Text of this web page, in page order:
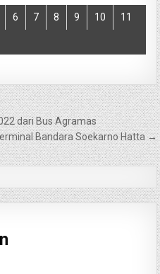
6 7 8 9 10 11
dari Bus Agramas
Bandara Soekarno Hatta →